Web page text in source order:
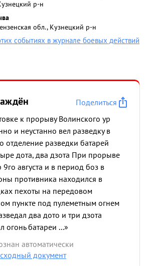
р-н
обл., Кузнецкий р-н
событиях в журнале боевых действий
Поделиться
к прорыву Волинского ур
и неустанно вел разведку в
отделение разведки батарей
дота, два дзота При прорыве
9го августа и в период боз в
противника находился в
пехоты на передовом
пункте под пулеметным огнем
два дото и три дзота
огонь батареи ...»
автоматически
документ